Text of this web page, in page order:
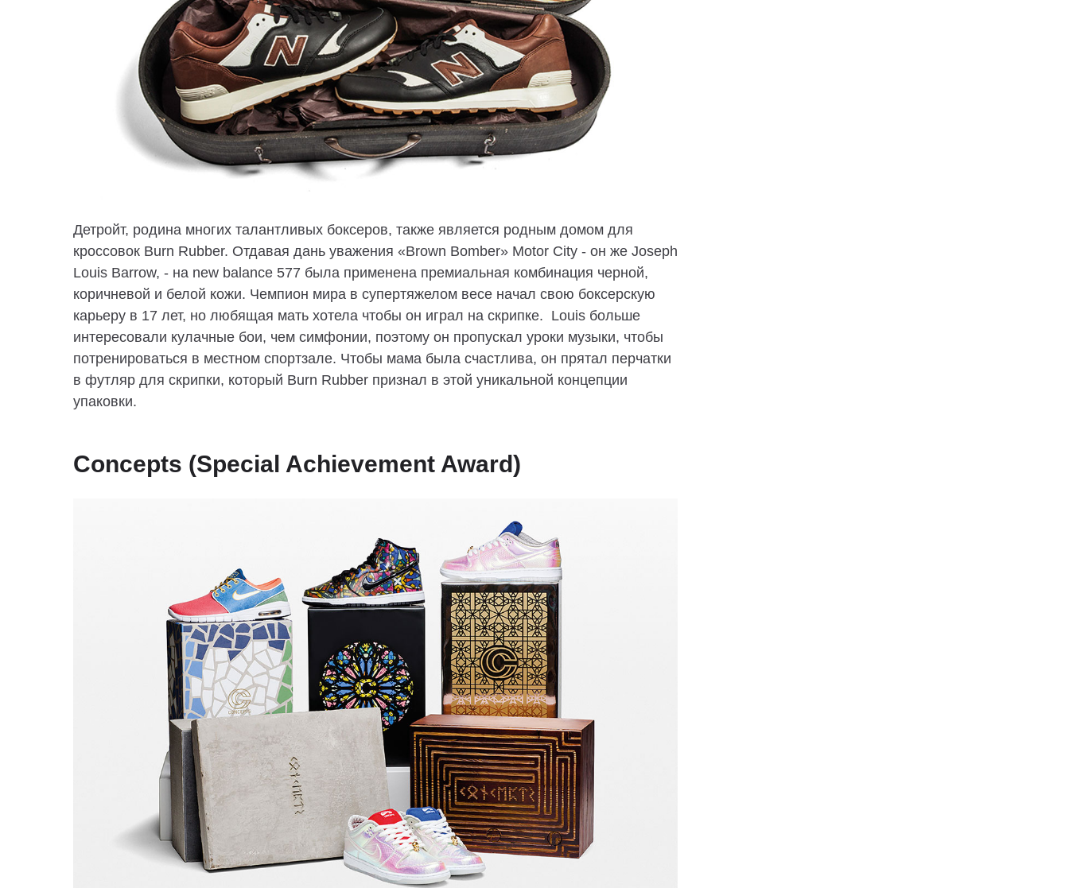
Детройт, родина многих талантливых боксеров, также является родным домом для
кроссовок Burn Rubber. Отдавая дань уважения «Brown Bomber» Motor City - он же Joseph
Louis Barrow, - на new balance 577 была применена премиальная комбинация черной,
коричневой и белой кожи. Чемпион мира в супертяжелом весе начал свою боксерскую
карьеру в 17 лет, но любящая мать хотела чтобы он играл на скрипке. Louis больше
интересовали кулачные бои, чем симфонии, поэтому он пропускал уроки музыки, чтобы
потренироваться в местном спортзале. Чтобы мама была счастлива, он прятал перчатки
в футляр для скрипки, который Burn Rubber признал в этой уникальной концепции
упаковки.
Concepts (Special Achievement Award)